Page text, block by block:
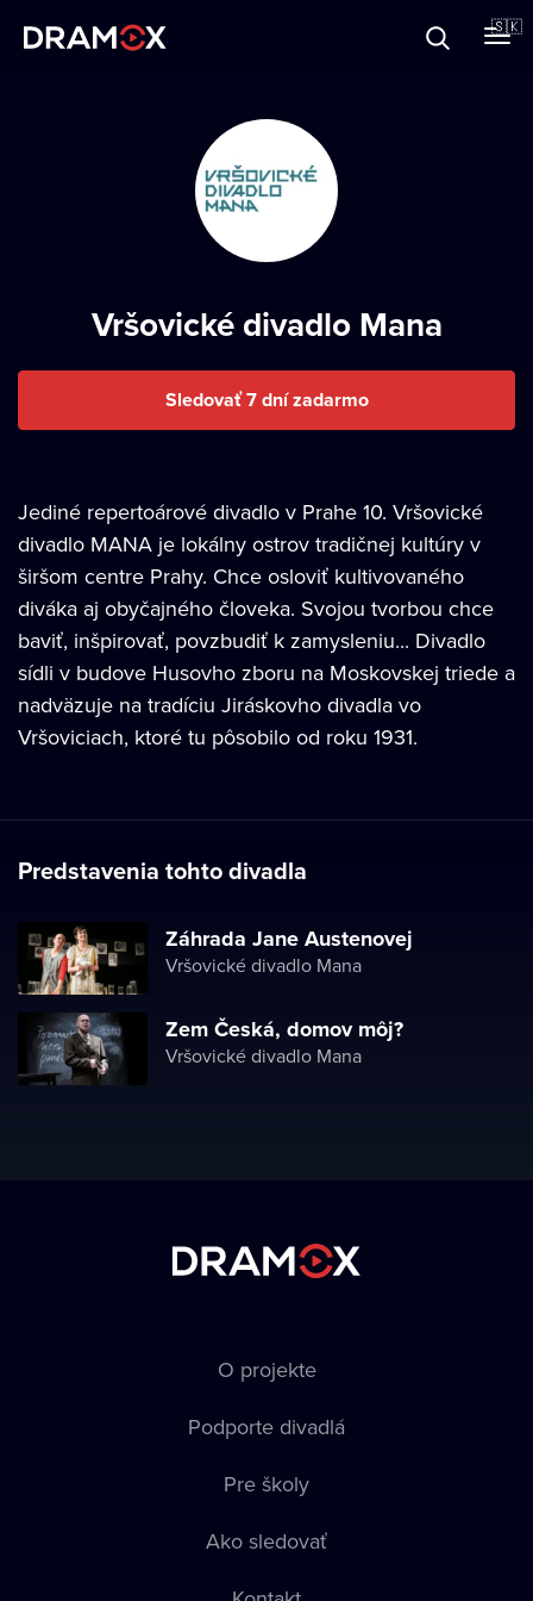
🇸🇰
Vršovické divadlo Mana
Sledovať 7 dní zadarmo
Jediné repertoárové divadlo v Prahe 10. Vršovické
divadlo MANA je lokálny ostrov tradičnej kultúry v
širšom centre Prahy. Chce osloviť kultivovaného
diváka aj obyčajného človeka. Svojou tvorbou chce
baviť, inšpirovať, povzbudiť k zamysleniu... Divadlo
sídli v budove Husovho zboru na Moskovskej triede a
nadväzuje na tradíciu Jiráskovho divadla vo
Vršoviciach, ktoré tu pôsobilo od roku 1931.
Predstavenia tohto divadla
Záhrada Jane Austenovej
Vršovické divadlo Mana
Zem Česká, domov môj?
Vršovické divadlo Mana
O projekte
Podporte divadlá
Pre školy
Ako sledovať